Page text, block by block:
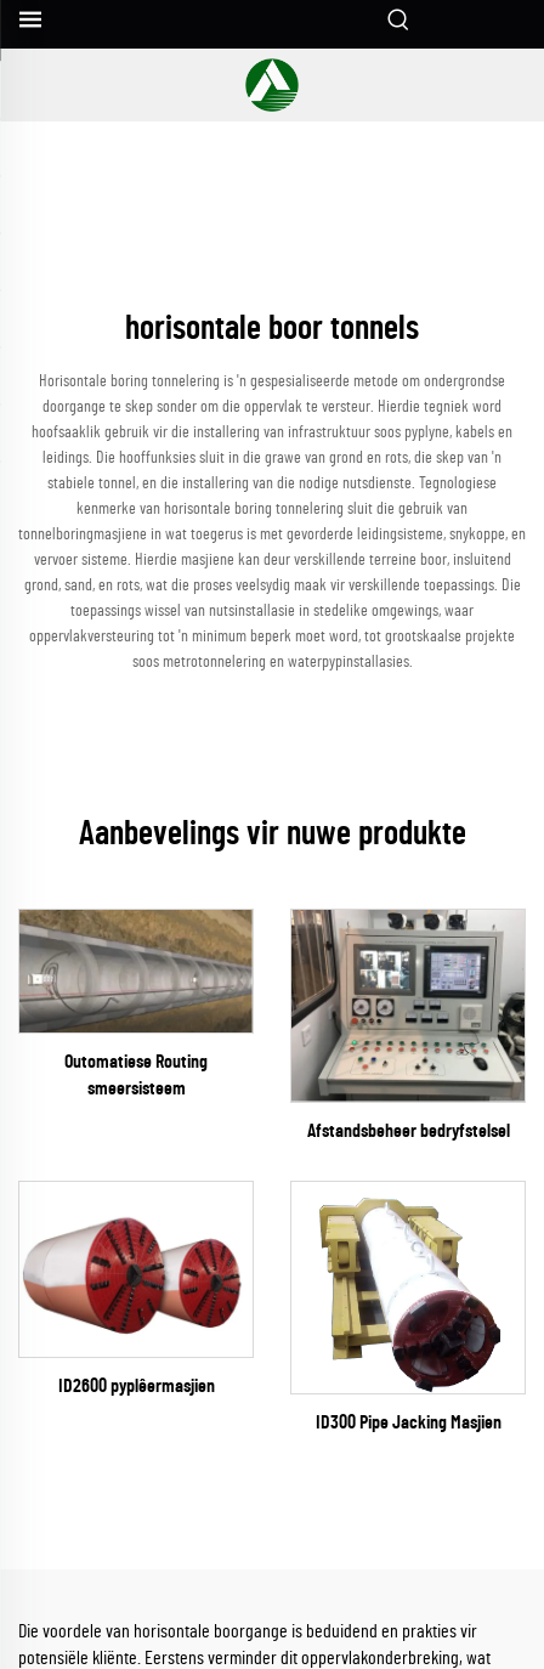
horisontale boor tonnels
Horisontale boring tonnelering is 'n gespesialiseerde metode om ondergrondse
doorgange te skep sonder om die oppervlak te versteur. Hierdie tegniek word
hoofsaaklik gebruik vir die installering van infrastruktuur soos pyplyne, kabels en
leidings. Die hooffunksies sluit in die grawe van grond en rots, die skep van 'n
stabiele tonnel, en die installering van die nodige nutsdienste. Tegnologiese
kenmerke van horisontale boring tonnelering sluit die gebruik van
tonnelboringmasjiene in wat toegerus is met gevorderde leidingsisteme, snykoppe, en
vervoer sisteme. Hierdie masjiene kan deur verskillende terreine boor, insluitend
grond, sand, en rots, wat die proses veelsydig maak vir verskillende toepassings. Die
toepassings wissel van nutsinstallasie in stedelike omgewings, waar
oppervlakversteuring tot 'n minimum beperk moet word, tot grootskaalse projekte
soos metrotonnelering en waterpypinstallasies.
Aanbevelings vir nuwe produkte
Outomatiese Routing
smeersisteem
Afstandsbeheer bedryfstelsel
ID2600 pyplêermasjien
ID300 Pipe Jacking Masjien
Die voordele van horisontale boorgange is beduidend en prakties vir
potensiële kliënte. Eerstens verminder dit oppervlakonderbreking, wat